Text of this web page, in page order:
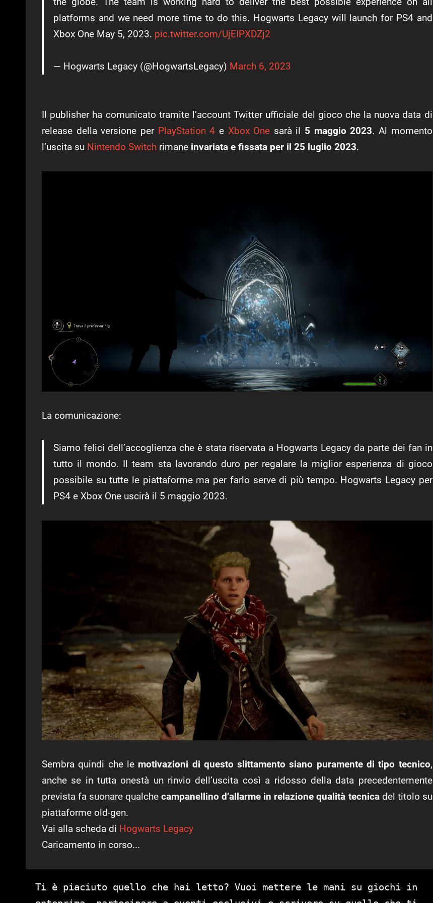
platforms and we need more time to do this. Hogwarts Legacy will launch for PS4 and
Xbox One May 5, 2023. pic.twitter.com/UjEIPXDZj2
— Hogwarts Legacy (@HogwartsLegacy) March 6, 2023
Il publisher ha comunicato tramite l’account Twitter ufficiale del gioco che la nuova data di
release della versione per PlayStation 4 e Xbox One sarà il 5 maggio 2023. Al momento
l’uscita su Nintendo Switch rimane invariata e fissata per il 25 luglio 2023.
La comunicazione:
Siamo felici dell’accoglienza che è stata riservata a Hogwarts Legacy da parte dei fan in
tutto il mondo. Il team sta lavorando duro per regalare la miglior esperienza di gioco
possibile su tutte le piattaforme ma per farlo serve di più tempo. Hogwarts Legacy per
PS4 e Xbox One uscirà il 5 maggio 2023.
Sembra quindi che le motivazioni di questo slittamento siano puramente di tipo tecnico,
anche se in tutta onestà un rinvio dell’uscita così a ridosso della data precedentemente
previstafa suonare qualchecampanellino d’allarme in relazione qualità tecnicadel titolo su
piattaforme old-gen.
Vai alla scheda di Hogwarts Legacy
Caricamento in corso...
Ti è piaciuto quello che hai letto? Vuoi mettere le mani su giochi in